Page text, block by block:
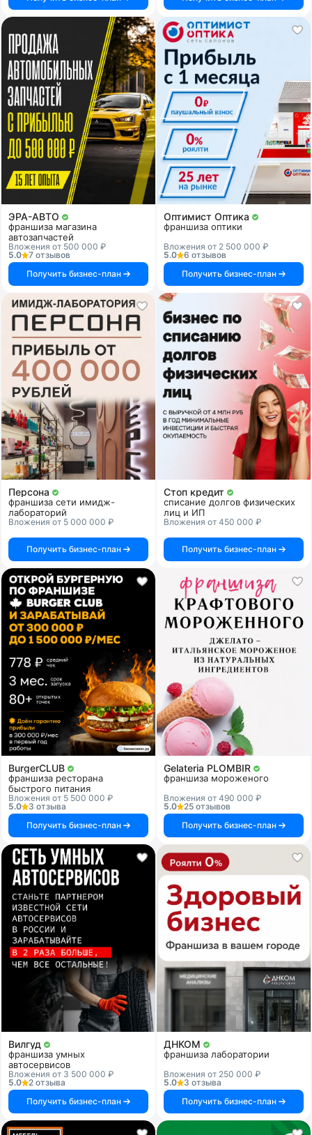
ЭРА-АВТО
франшиза магазина
автозапчастей
Вложения от 500 000 ₽
5.0
7 отзывов
Получить бизнес-план
Оптимист Оптика
франшиза оптики
Вложения от 2 500 000 ₽
5.0
6 отзывов
Получить бизнес-план
Персона
франшиза сети имидж-
лабораторий
Вложения от 5 000 000 ₽
Получить бизнес-план
Стоп кредит
списание долгов физических
лиц и ИП
Вложения от 450 000 ₽
Получить бизнес-план
BurgerCLUB
франшиза ресторана
быстрого питания
Вложения от 5 500 000 ₽
5.0
3 отзыва
Получить бизнес-план
Gelateria PLOMBIR
франшиза мороженого
Вложения от 490 000 ₽
5.0
25 отзывов
Получить бизнес-план
Вилгуд
франшиза умных
автосервисов
Вложения от 3 500 000 ₽
5.0
2 отзыва
Получить бизнес-план
ДНКОМ
франшиза лаборатории
Вложения от 250 000 ₽
5.0
3 отзыва
Получить бизнес-план